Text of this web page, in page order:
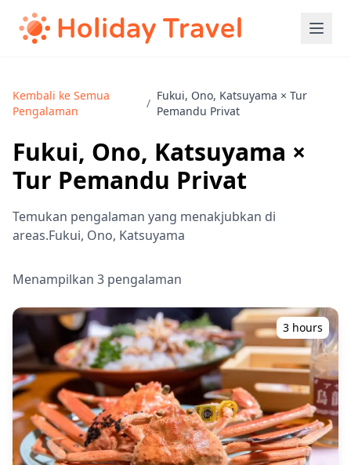
Kembali ke Semua
Pengalaman
/
Fukui, Ono, Katsuyama × Tur
Pemandu Privat
Fukui, Ono, Katsuyama ×
Tur Pemandu Privat
Temukan pengalaman yang menakjubkan di
areas.Fukui, Ono, Katsuyama
Menampilkan 3 pengalaman
3 hours